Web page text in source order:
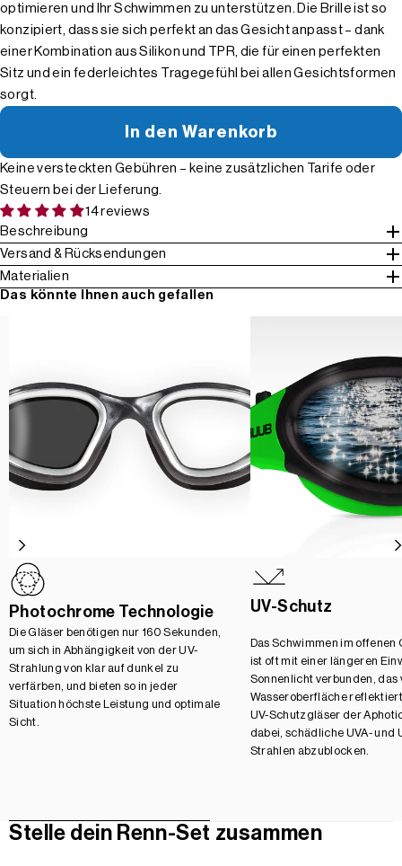
optimieren und Ihr Schwimmen zu unterstützen. Die Brille ist so
konzipiert, dass sie sich perfekt an das Gesicht anpasst – dank
einer Kombination aus Silikon und TPR, die für einen perfekten
Sitz und ein federleichtes Tragegefühl bei allen Gesichtsformen
sorgt.
In den Warenkorb
Keine versteckten Gebühren – keine zusätzlichen Tarife oder
Steuern bei der Lieferung.
14 reviews
Beschreibung
Versand & Rücksendungen
Materialien
Das könnte Ihnen auch gefallen
Photochrome Technologie
Die Gläser benötigen nur 160 Sekunden,
um sich in Abhängigkeit von der UV-
Strahlung von klar auf dunkel zu
verfärben, und bieten so in jeder
Situation höchste Leistung und optimale
Sicht.
UV-Schutz
Das Schwimmen im offenen
ist oft mit einer längeren
Sonnenlicht verbunden, das
Wasseroberfläche
UV-Schutzgläser der
dabei, schädliche UVA- und
Strahlen abzublocken.
Stelle dein Renn-Set zusammen